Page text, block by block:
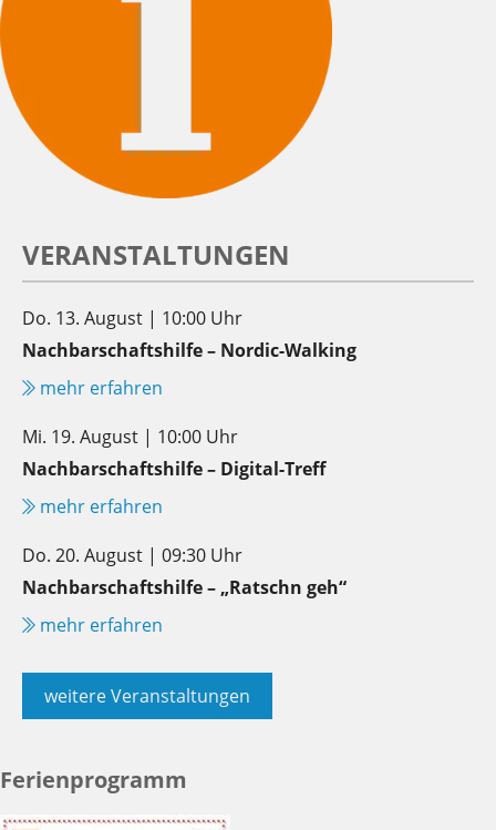
VERANSTALTUNGEN
Do. 13. August | 10:00 Uhr
Nachbarschaftshilfe – Nordic-Walking
mehr erfahren
Mi. 19. August | 10:00 Uhr
Nachbarschaftshilfe – Digital-Treff
mehr erfahren
Do. 20. August | 09:30 Uhr
Nachbarschaftshilfe – „Ratschn geh“
mehr erfahren
weitere Veranstaltungen
Ferienprogramm